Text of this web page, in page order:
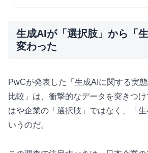
生成AIが「選択肢」から「
変わった
PwCが発表した「生成AIに関する実
比較」は、衝撃的なデータを突きつ
はや企業の「選択肢」ではなく、「
いうのだ。